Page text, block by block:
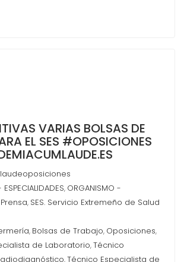
VARIAS BOLSAS DE
EL SES #OPOSICIONES
, ORGANISMO -
Prensa, SES. Servicio Extremeño de Salud
, Bolsas de Trabajo, Oposiciones,
de Laboratorio,Técnico
,Técnico Especialista de